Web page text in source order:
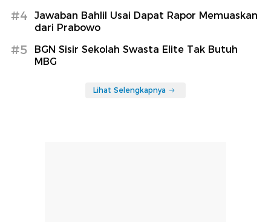
#4
Jawaban Bahlil Usai Dapat Rapor Memuaskan
dari Prabowo
#5
BGN Sisir Sekolah Swasta Elite Tak Butuh
MBG
Lihat Selengkapnya